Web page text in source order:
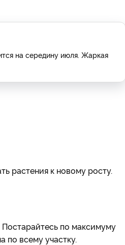
на середину июля. Жаркая
растения к новому росту.
Постарайтесь по максимуму
по всему участку.